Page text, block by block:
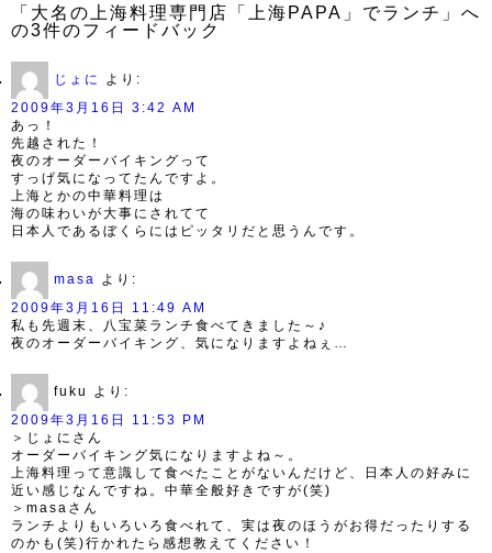
「大名の上海料理専門店「上海PAPA」でランチ」へ
の3件のフィードバック
じょに
より:
2009年3月16日 3:42 AM
あっ！
先越された！
夜のオーダーバイキングって
すっげ気になってたんですよ。
上海とかの中華料理は
海の味わいが大事にされてて
日本人であるぼくらにはピッタリだと思うんです。
masa より:
2009年3月16日 11:49 AM
私も先週末、八宝菜ランチ食べてきました～♪
夜のオーダーバイキング、気になりますよねぇ…
fuku
より:
2009年3月16日 11:53 PM
＞じょにさん
オーダーバイキング気になりますよね～。
上海料理って意識して食べたことがないんだけど、日本人の好みに
近い感じなんですね。中華全般好きですが(笑)
＞masaさん
ランチよりもいろいろ食べれて、実は夜のほうがお得だったりする
のかも(笑)行かれたら感想教えてください！